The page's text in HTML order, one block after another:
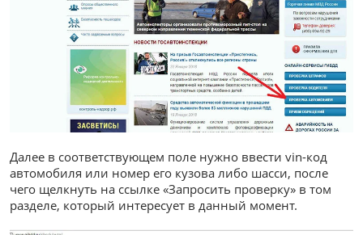
Далее в соответствующем поле нужно ввести vin-код
автомобиля или номер его кузова либо шасси, после
чего щелкнуть на ссылке «Запросить проверку» в том
разделе, который интересует в данный момент.